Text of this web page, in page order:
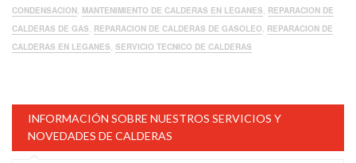
CONDENSACION, MANTENIMIENTO DE CALDERAS EN LEGANES, REPARACION DE
CALDERAS DE GAS, REPARACION DE CALDERAS DE GASOLEO, REPARACION DE
CALDERAS EN LEGANES, SERVICIO TECNICO DE CALDERAS
INFORMACIÓN SOBRE NUESTROS SERVICIOS Y
NOVEDADES DE CALDERAS